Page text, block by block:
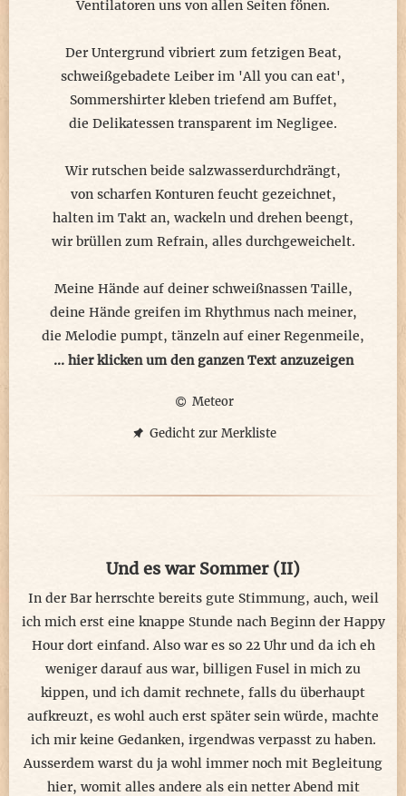
Ventilatoren uns von allen Seiten fönen.
Der Untergrund vibriert zum fetzigen Beat,
schweißgebadete Leiber im 'All you can eat',
Sommershirter kleben triefend am Buffet,
die Delikatessen transparent im Negligee.
Wir rutschen beide salzwasserdurchdrängt,
von scharfen Konturen feucht gezeichnet,
halten im Takt an, wackeln und drehen beengt,
wir brüllen zum Refrain, alles durchgeweichelt.
Meine Hände auf deiner schweißnassen Taille,
deine Hände greifen im Rhythmus nach meiner,
die Melodie pumpt, tänzeln auf einer Regenmeile,
unser Haar ist tropfnass, wie unter einem Eimer.
Die Körpertemperatur so hoch wie im Fieber,
aus allen Poren zum Hitzeausgleich: Schweiß!
rutschiger Stoff auf musikalischen Körpern,
der Takt des Lebens bebt innen ungehemmt.
Bis zum Haar im Wasser eng angeschmiegt,
tanzen wir weiter, die Strömung uns liegt,
tauchen immer wieder ab ... und wieder auf,
Wasserrinnsäle, übers Gesicht ihr Verlauf...
Der Mond, die Sterne, das Firmament brennt,
ob der Feuerschein unser Sommerlied kennt?
... hier klicken um den ganzen Text anzuzeigen
Meteor
Gedicht zur Merkliste
Und es war Sommer (II)
In der Bar herrschte bereits gute Stimmung, auch, weil
ich mich erst eine knappe Stunde nach Beginn der Happy
Hour dort einfand. Also war es so 22 Uhr und da ich eh
weniger darauf aus war, billigen Fusel in mich zu
kippen, und ich damit rechnete, falls du überhaupt
aufkreuzt, es wohl auch erst später sein würde, machte
ich mir keine Gedanken, irgendwas verpasst zu haben.
Ausserdem warst du ja wohl immer noch mit Begleitung
hier, womit alles andere als ein netter Abend mit